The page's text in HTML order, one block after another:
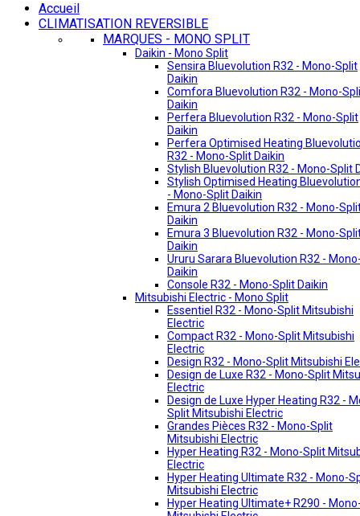
Accueil
CLIMATISATION REVERSIBLE
MARQUES - MONO SPLIT
Daikin - Mono Split
Sensira Bluevolution R32 - Mono-Split
Daikin
Comfora Bluevolution R32 - Mono-
Daikin
Perfera Bluevolution R32 - Mono-Split
Daikin
Perfera Optimised Heating
R32 - Mono-Split Daikin
Stylish Bluevolution R32 - Mono-Split
Stylish Optimised Heating
- Mono-Split Daikin
Emura 2 Bluevolution R32 - Mono-
Daikin
Emura 3 Bluevolution R32 - Mono-
Daikin
Ururu Sarara Bluevolution R32 -
Daikin
Console R32 - Mono-Split Daikin
Mitsubishi Electric - Mono Split
Essentiel R32 - Mono-Split Mitsubishi
Electric
Compact R32 - Mono-Split Mitsubishi
Electric
Design R32 - Mono-Split Mitsubishi
Design de Luxe R32 - Mono-Split
Electric
Design de Luxe Hyper Heating R32 -
Split Mitsubishi Electric
Grandes Pièces R32 - Mono-Split
Mitsubishi Electric
Hyper Heating R32 - Mono-Split
Electric
Hyper Heating Ultimate R32 - Mono-
Mitsubishi Electric
Hyper Heating Ultimate+ R290 -